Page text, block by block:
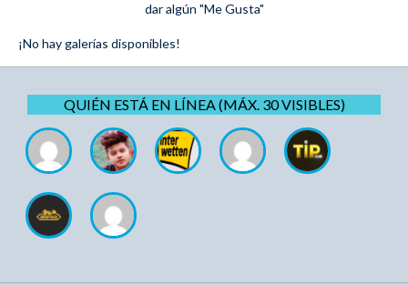
dar algún "Me Gusta"
¡No hay galerías disponibles!
QUIÉN ESTÁ EN LÍNEA (MÁX. 30 VISIBLES)